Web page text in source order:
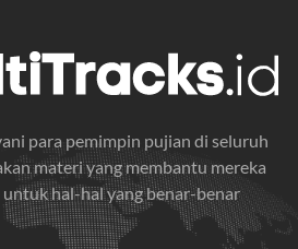
para pemimpin pujian di seluruh
materi yang membantu mereka
hal-hal yang benar-benar